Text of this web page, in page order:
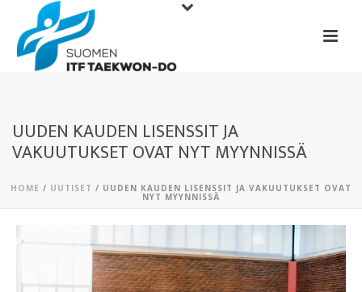
UUDEN KAUDEN LISENSSIT JA
VAKUUTUKSET OVAT NYT MYYNNISSÄ
HOME / UUTISET / UUDEN KAUDEN LISENSSIT JA VAKUUTUKSET OVAT
NYT MYYNNISSÄ